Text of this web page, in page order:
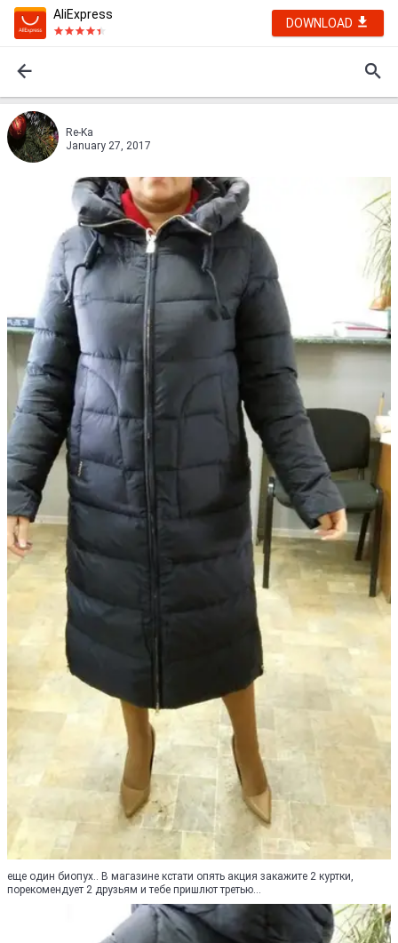
AliExpress
DOWNLOAD
Re-Ka
January 27, 2017
еще один биопух.. В магазине кстати опять акция закажите 2 куртки,
порекомендует 2 друзьям и тебе пришлют третью...